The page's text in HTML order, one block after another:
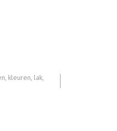
, kleuren, lak,